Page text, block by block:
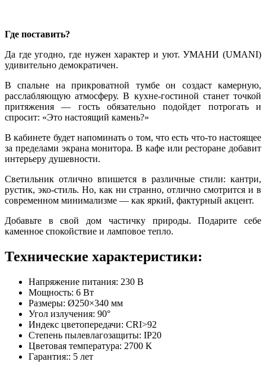
Где поставить?
Да где угодно, где нужен характер и уют. УМАНИ (UMANI)
удивительно демократичен.
В спальне на прикроватной тумбе он создаст камерную,
расслабляющую атмосферу. В кухне-гостиной станет точкой
притяжения — гость обязательно подойдет потрогать и
спросит: «Это настоящий камень?»
В кабинете будет напоминать о том, что есть что-то настоящее
за пределами экрана монитора. В кафе или ресторане добавит
интерьеру душевности.
Светильник отлично впишется в различные стили: кантри,
рустик, эко-стиль. Но, как ни странно, отлично смотрится и в
современном минимализме — как яркий, фактурный акцент.
Добавьте в свой дом частичку природы. Подарите себе
каменное спокойствие и ламповое тепло.
Технические характеристики:
Напряжение питания: 230 В
Мощность: 6 Вт
Размеры: Ø250×340 мм
Угол излучения: 90°
Индекс цветопередачи: CRI>92
Степень пылевлагозащиты: IP20
Цветовая температура: 2700 К
Гарантия:: 5 лет